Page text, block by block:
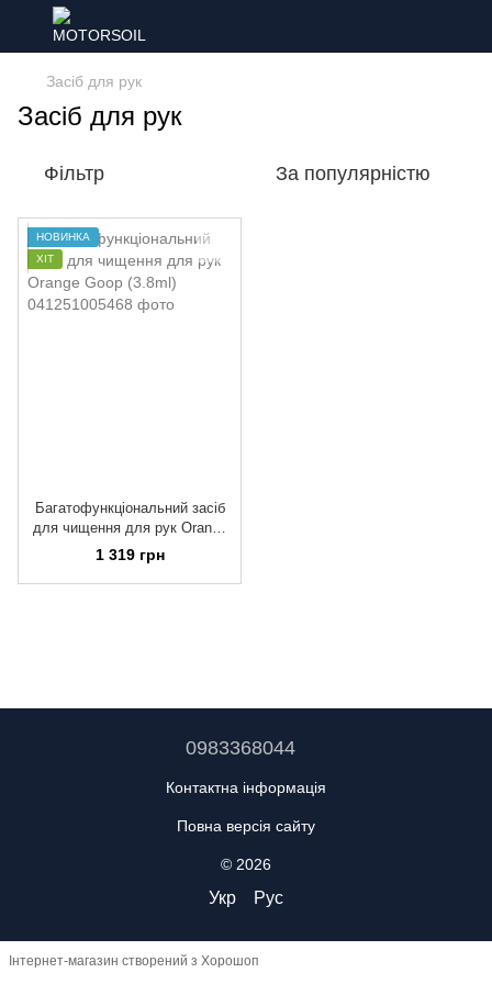
Засіб для рук
Засіб для рук
Фільтр За популярністю
НОВИНКА
ХІТ
Багатофункціональний засіб
для чищення для рук Orange
Goop (3.8ml)
1 319 грн
0983368044
Контактна інформація
Повна версія сайту
© 2026
Укр Рус
Інтернет-магазин створений з Хорошоп